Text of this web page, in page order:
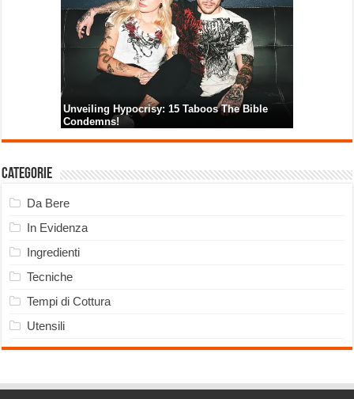
Categorie
Da Bere
In Evidenza
Ingredienti
Tecniche
Tempi di Cottura
Utensili